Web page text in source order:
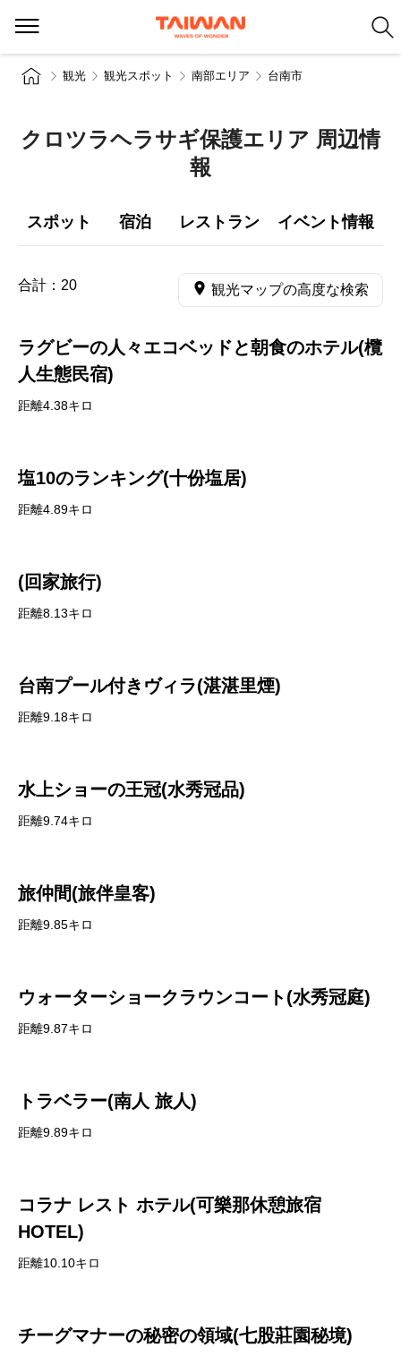
観光 観光スポット 南部エリア 台南市
クロツラヘラサギ保護エリア 周辺情
報
スポット 宿泊 レストラン イベント情報
合計： 20 観光マップの高度な検索
ラグビーの人々エコベッドと朝食のホテル(欖
人生態民宿)
距離4.38キロ
塩10のランキング(十份塩居)
距離4.89キロ
(回家旅行)
距離8.13キロ
台南プール付きヴィラ(湛湛里煙)
距離9.18キロ
水上ショーの王冠(水秀冠品)
距離9.74キロ
旅仲間(旅伴皇客)
距離9.85キロ
ウォーターショークラウンコート(水秀冠庭)
距離9.87キロ
トラベラー(南人 旅人)
距離9.89キロ
コラナ レスト ホテル(可樂那休憩旅宿
HOTEL)
距離10.10キロ
チーグマナーの秘密の領域(七股莊園秘境)